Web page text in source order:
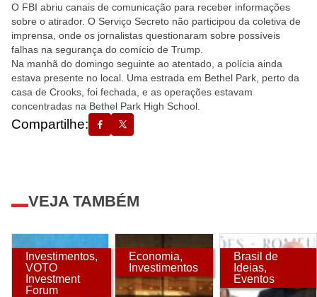
O FBI abriu canais de comunicação para receber informações
sobre o atirador. O Serviço Secreto não participou da coletiva de
imprensa, onde os jornalistas questionaram sobre possíveis
falhas na segurança do comício de Trump.
Na manhã do domingo seguinte ao atentado, a polícia ainda
estava presente no local. Uma estrada em Bethel Park, perto da
casa de Crooks, foi fechada, e as operações estavam
concentradas na Bethel Park High School.
Compartilhe:
VEJA TAMBÉM
Investimentos,
VOTO
Investment
Forum
Economia,
Investimentos
Brasil de
Ideias,
Eventos